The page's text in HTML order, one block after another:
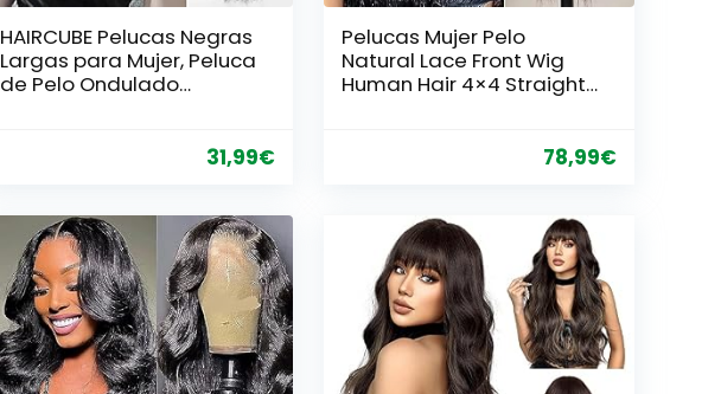
HAIRCUBE Pelucas Negras
Largas para Mujer, Peluca
de Pelo Ondulado
31,99€
Pelucas Mujer Pelo
Natural Lace Front Wig
Human Hair 4×4 Straight
78,99€